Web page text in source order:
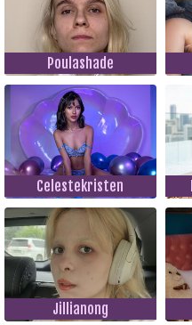
Poulashade
Celestekristen
Jillianong